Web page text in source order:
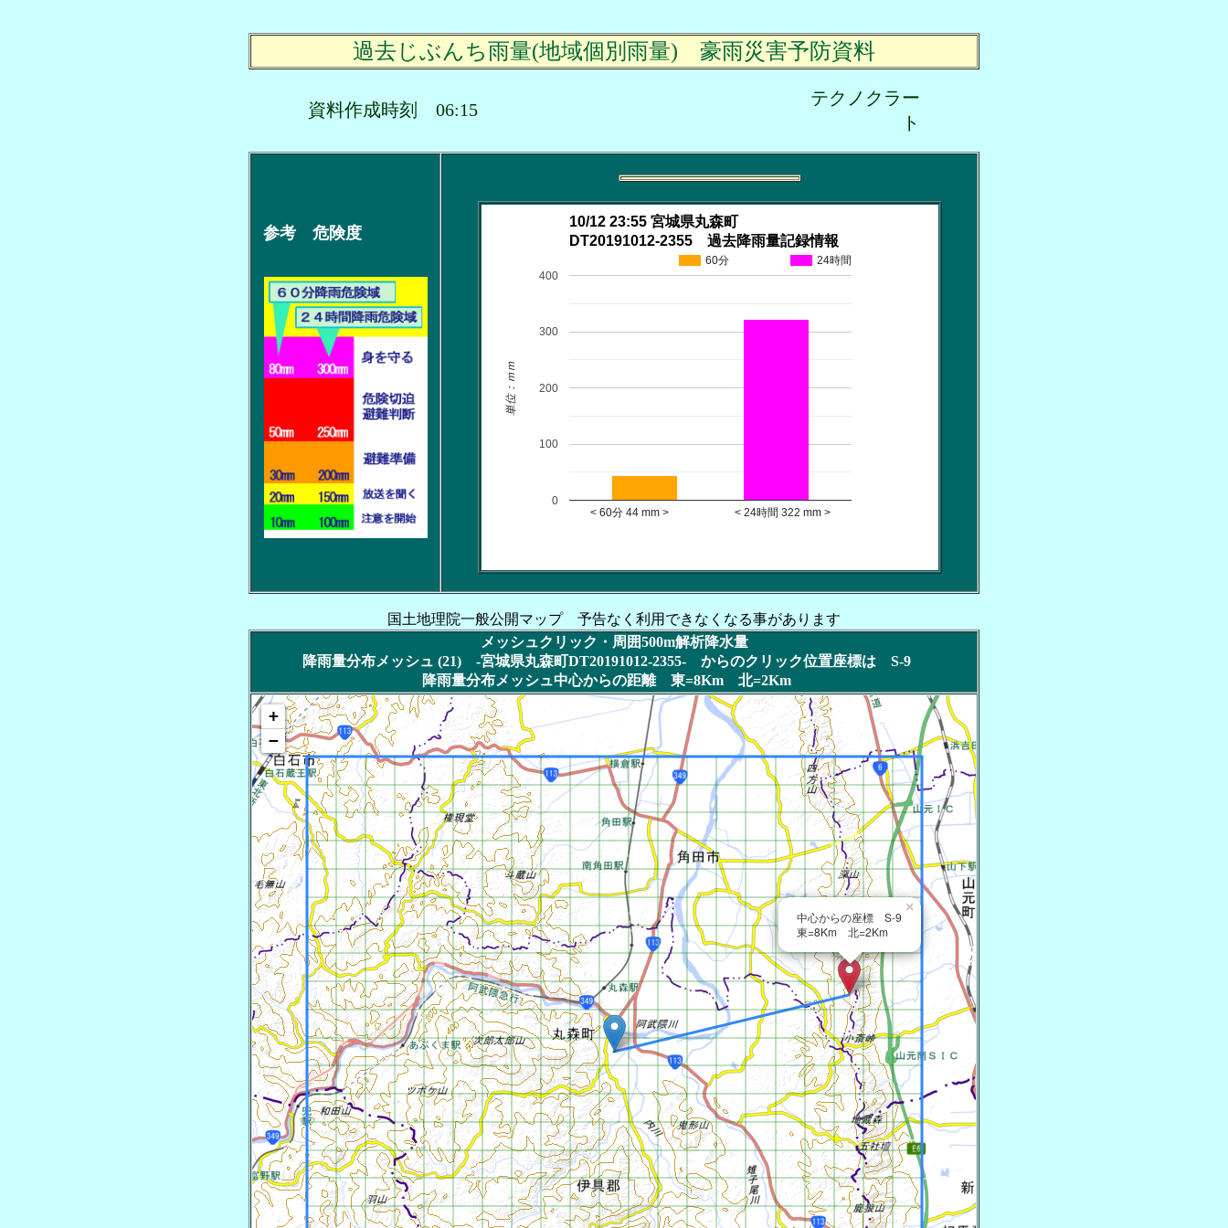
過去じぶんち雨量(地域個別雨量) 豪雨災害予防資料
資料作成時刻 06:15
テクノクラー
ト
参考 危険度
10/12 23:55 宮城県丸森町
DT20191012-2355 過去降雨量記録情報
60分 24時間
< 60分 44 mm > < 24時間 322 mm >
0
100
200
300
400
単位：ｍｍ
国土地理院一般公開マップ 予告なく利用できなくなる事があります
メッシュクリック・周囲500m解析降水量
降雨量分布メッシュ (21) -宮城県丸森町DT20191012-2355- からのクリック位置座標は S-9
降雨量分布メッシュ中心からの距離 東=8Km 北=2Km
中心からの座標 S-9
東=8Km 北=2Km
×
+
−